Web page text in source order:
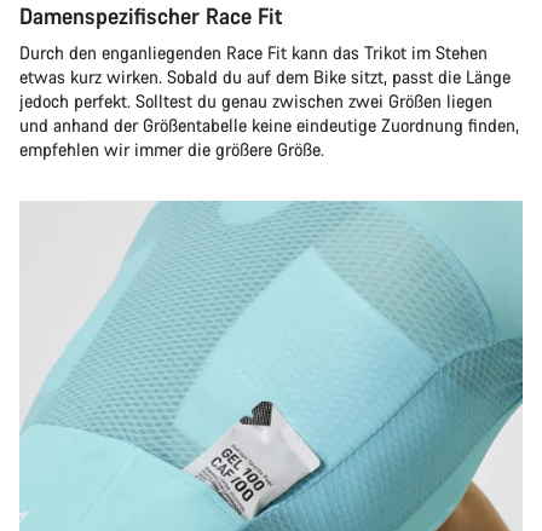
Damenspezifischer Race Fit
Durch den enganliegenden Race Fit kann das Trikot im Stehen
etwas kurz wirken. Sobald du auf dem Bike sitzt, passt die Länge
jedoch perfekt. Solltest du genau zwischen zwei Größen liegen
und anhand der Größentabelle keine eindeutige Zuordnung finden,
empfehlen wir immer die größere Größe.